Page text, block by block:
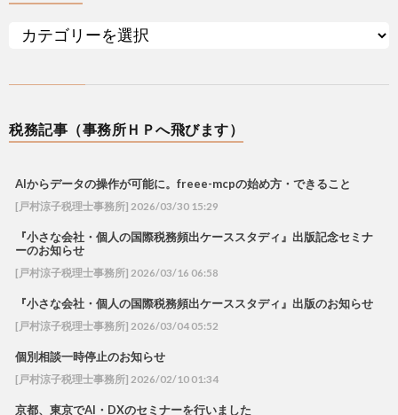
税務記事（事務所ＨＰへ飛びます）
AIからデータの操作が可能に。freee-mcpの始め方・できること
[戸村涼子税理士事務所] 2026/03/30 15:29
『小さな会社・個人の国際税務頻出ケーススタディ』出版記念セミナ
ーのお知らせ
[戸村涼子税理士事務所] 2026/03/16 06:58
『小さな会社・個人の国際税務頻出ケーススタディ』出版のお知らせ
[戸村涼子税理士事務所] 2026/03/04 05:52
個別相談一時停止のお知らせ
[戸村涼子税理士事務所] 2026/02/10 01:34
京都、東京でAI・DXのセミナーを行いました